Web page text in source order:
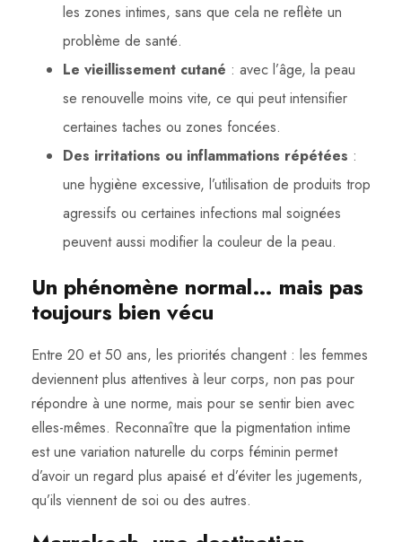
les zones intimes, sans que cela ne reflète un
problème de santé.
Le vieillissement cutané : avec l’âge, la peau
se renouvelle moins vite, ce qui peut intensifier
certaines taches ou zones foncées.
Des irritations ou inflammations répétées :
une hygiène excessive, l’utilisation de produits trop
agressifs ou certaines infections mal soignées
peuvent aussi modifier la couleur de la peau.
Un phénomène normal… mais pas
toujours bien vécu
Entre 20 et 50 ans, les priorités changent : les femmes
deviennent plus attentives à leur corps, non pas pour
répondre à une norme, mais pour se sentir bien avec
elles-mêmes. Reconnaître que la pigmentation intime
est une variation naturelle du corps féminin permet
d’avoir un regard plus apaisé et d’éviter les jugements,
qu’ils viennent de soi ou des autres.